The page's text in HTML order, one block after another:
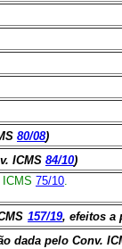
80/08)
ICMS 84/10)
75/10.
157/19, efeitos a
dada pelo Conv.